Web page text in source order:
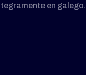
en galego.